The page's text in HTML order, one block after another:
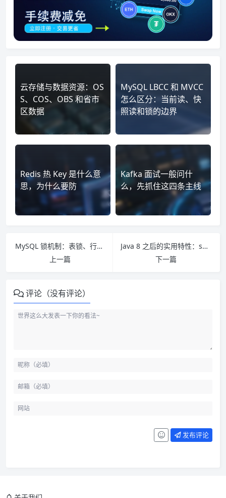
云存储与数据资源：OS
S、COS、OBS 和省市
区数据
MySQL LBCC 和 MVCC
怎么区分：当前读、快
照读和锁的边界
Redis 热 Key 是什么意
思，为什么要防
Kafka 面试一般问什
么，先抓住这四条主线
MySQL 锁机制：表锁、行锁、意向锁和索引边界
上一篇
Java 8 之后的实用特性：switch、文本块、record 和 var
下一篇
评论（没有评论）
发布评论